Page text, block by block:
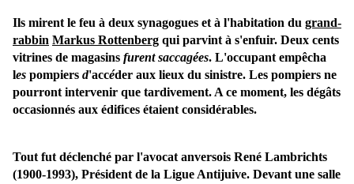
Ils mirent le feu à deux synagogues et à l'habitation du grand-
rabbin Markus Rottenberg qui parvint à s'enfuir. Deux cents
vitrines de magasins furent saccagées. L'occupant empêcha
les pompiers d'accéder aux lieux du sinistre. Les pompiers ne
pourront intervenir que tardivement. A ce moment, les dégâts
occasionnés aux édifices étaient considérables.
Tout fut déclenché par l'avocat anversois René Lambrichts
(1900-1993), Président de la Ligue Antijuive. Devant une salle